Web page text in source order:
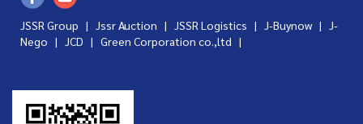
JSSR Group | Jssr Auction | JSSR Logistics | J-Buynow | J-
Nego | JCD | Green Corporation co.,ltd |